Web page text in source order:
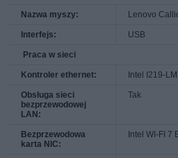
Nazwa myszy: Lenovo
Interfejs: USB
Praca w sieci
Kontroler ethernet: Intel I219-LM
Obsługa sieci
bezprzewodowej
LAN:
Tak
Bezprzewodowa
karta NIC:
Intel WI-FI 7